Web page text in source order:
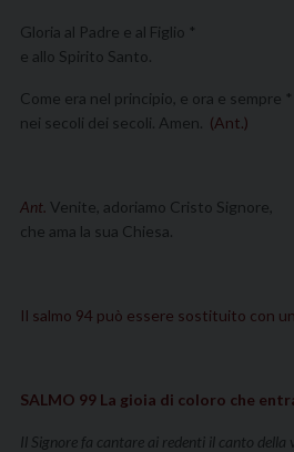
Gloria al Padre e al Figlio *
e allo Spirito Santo.
Come era nel principio, e ora e sempre *
nei secoli dei secoli. Amen. (Ant.)
Ant. Venite, adoriamo Cristo Signore,
che ama la sua Chiesa.
Il salmo 94 può essere sostituito con
SALMO 99 La gioia di coloro che
Il Signore fa cantare ai redenti il canto della